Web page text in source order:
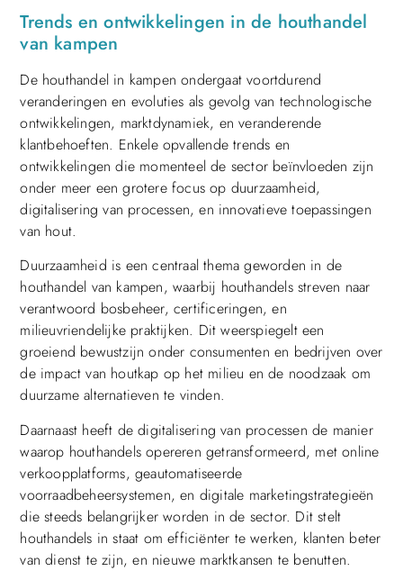
Trends en ontwikkelingen in de houthandel
van kampen
De houthandel in kampen ondergaat voortdurend
veranderingen en evoluties als gevolg van technologische
ontwikkelingen, marktdynamiek, en veranderende
klantbehoeften. Enkele opvallende trends en
ontwikkelingen die momenteel de sector beïnvloeden zijn
onder meer een grotere focus op duurzaamheid,
digitalisering van processen, en innovatieve toepassingen
van hout.
Duurzaamheid is een centraal thema geworden in de
houthandel van kampen, waarbij houthandels streven naar
verantwoord bosbeheer, certificeringen, en
milieuvriendelijke praktijken. Dit weerspiegelt een
groeiend bewustzijn onder consumenten en bedrijven over
de impact van houtkap op het milieu en de noodzaak om
duurzame alternatieven te vinden.
Daarnaast heeft de digitalisering van processen de manier
waarop houthandels opereren getransformeerd, met online
verkoopplatforms, geautomatiseerde
voorraadbeheersystemen, en digitale marketingstrategieën
die steeds belangrijker worden in de sector. Dit stelt
houthandels in staat om efficiënter te werken, klanten beter
van dienst te zijn, en nieuwe marktkansen te benutten.